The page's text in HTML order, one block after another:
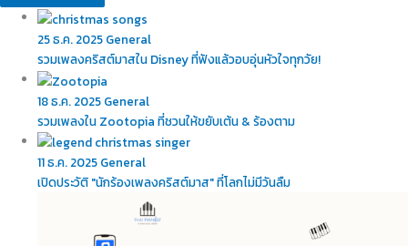
11 ธ.ค. 2025General
เปิดประวัติ "นักร้องเพลงคริสต์มาส" ที่โลกไม่มีวันลืม